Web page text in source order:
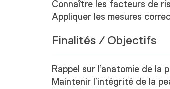
Connaître les facteurs de
Appliquer les mesures
Finalités / Objectifs
Rappel sur l’anatomie de la
Maintenir l’intégrité de la